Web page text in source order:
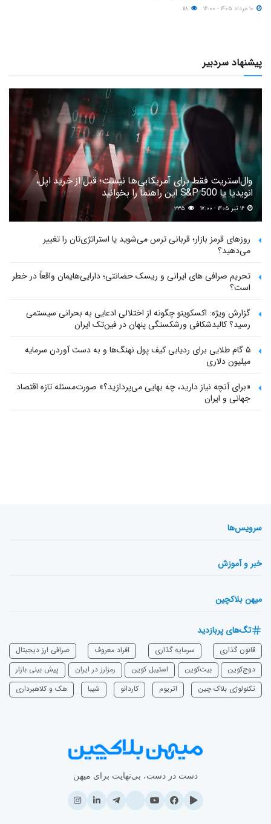
پیشنهاد سردبیر
وال‌استریت فقط برای آمریکایی‌ها نیست؛ قبل از خرید اپل،
انویدیا یا S&P 500 این راهنما را بخوانید
۲۳۵
روزهای قرمز بازار؛ قربانی ترس می‌شوید یا استراتژی‌تان را تغییر
می‌دهید؟
تحریم صرافی های ایرانی و ریسک حضانتی؛ دارایی‌هایمان واقعاً در خطر
است؟
گزارش ویژه: اکسکوینو چگونه از اختلالی ادعایی به بحرانی سیستمی
رسید؟ کالبدشکافی ورشکستگی پنهان در فین‌تک ایران
۵ گام طلایی برای ردیابی کیف پول‌ نهنگ‌ها و به دست آوردن سرمایه
میلیون دلاری
«برای آنچه نیاز دارید، چه بهایی می‌پردازید؟» صورت‌مسئله تازه اقتصاد
جهانی و ایران
سرویس‌ها
خبر و آموزش
میهن بلاکچین
تگ‌های پربازدید
قانون گذاری سرمایه‌ گذاری افراد معروف
صرافی ارز دیجیتال
دوج‌کوین
بیت‌کوین استیبل کوین رمزارز در ایران
پیش بینی بازار
تکنولوژی بلاک چین
اتریوم ‌کاردانو شیبا هک و کلاهبرداری
دست در دست، بی‌نهایت برای میهن